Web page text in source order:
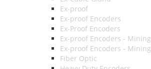
Ex-proof
Ex-proof Encoders
Ex-Proof Encoders
Ex-proof Encoders - Mining
Ex-proof Encoders - Mining
Fiber Optic